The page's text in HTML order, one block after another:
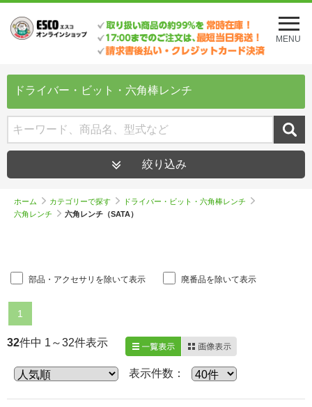
メ
ニ
ュ
を
MENU
ドライバー・ビット・六角棒レンチ
絞り込み
ホーム カテゴリーで探す
ドライバー・ビット・六角棒レンチ
六角レンチ
六角レンチ（SATA）
部品・アクセサリを除いて表示 廃番品を除いて表示
1
32件中 1～32件表示 一覧表示
表示件数：